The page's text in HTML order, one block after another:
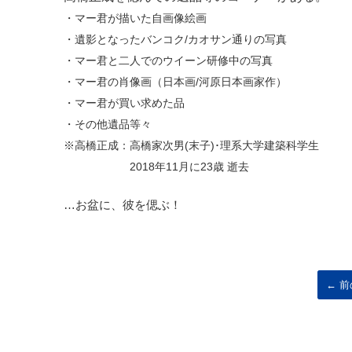
・マー君が描いた自画像絵画
・遺影となったバンコク/カオサン通りの写真
・マー君と二人でのウイーン研修中の写真
・マー君の肖像画（日本画/河原日本画家作）
・マー君が買い求めた品
・その他遺品等々
※高橋正成：高橋家次男(末子)･理系大学建築科学生
2018年11月に23歳 逝去
…お盆に、彼を偲ぶ！
← 前